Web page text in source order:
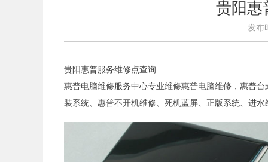
贵阳惠
发布
贵阳惠普服务维修点查询
惠普电脑维修服务中心专业维修惠普电脑维修，惠普
装系统、惠普不开机维修、死机蓝屏、正版系统、进